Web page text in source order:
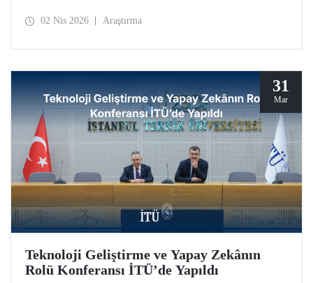
Akademisi (BAS) ile İkili İşbirliği Programı” kapsamında
02 Nis 2026 Araştırma
31
Mar
Teknoloji Geliştirme ve Yapay Zekânın
Rolü Konferansı İTÜ’de Yapıldı